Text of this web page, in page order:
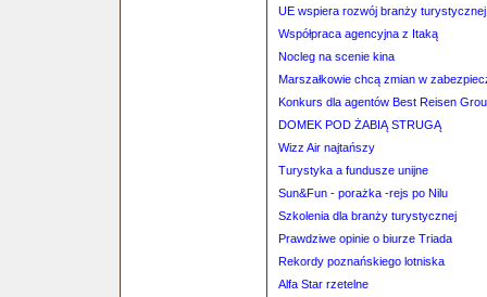
UE wspiera rozwój branży
Współpraca agencyjna z Itaką
Nocleg na scenie kina
Marszałkowie chcą zmian w
Konkurs dla agentów Best Reisen
DOMEK POD ŻABIĄ STRUGĄ
Wizz Air najtańszy
Turystyka a fundusze unijne
Sun&Fun - porażka -rejs po Nilu
Szkolenia dla branży turystycznej
Prawdziwe opinie o biurze Triada
Rekordy poznańskiego lotniska
Alfa Star rzetelne